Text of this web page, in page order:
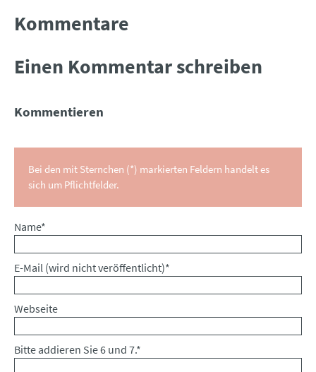
Kommentare
Einen Kommentar schreiben
Kommentieren
Bei den mit Sternchen (*) markierten Feldern handelt es
sich um Pflichtfelder.
Pflichtfeld
Name*
Pflichtfeld
E-Mail (wird nicht veröffentlicht)*
Webseite
Bitte addieren Sie 6 und 7.*